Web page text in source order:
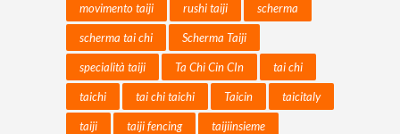
movimento taiji rushi taiji scherma
scherma tai chi Scherma Taiji
specialità taiji Ta Chi Cin CIn tai chi
taichi tai chi taichi Taicin taicitaly
taiji taiji fencing taijiinsieme